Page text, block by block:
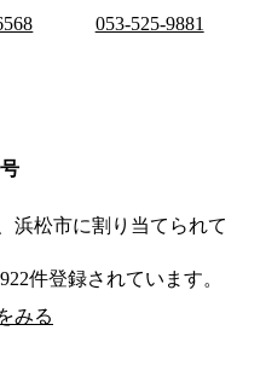
053-525-9881
浜松市に割り当てられて
件登録されています。
みる